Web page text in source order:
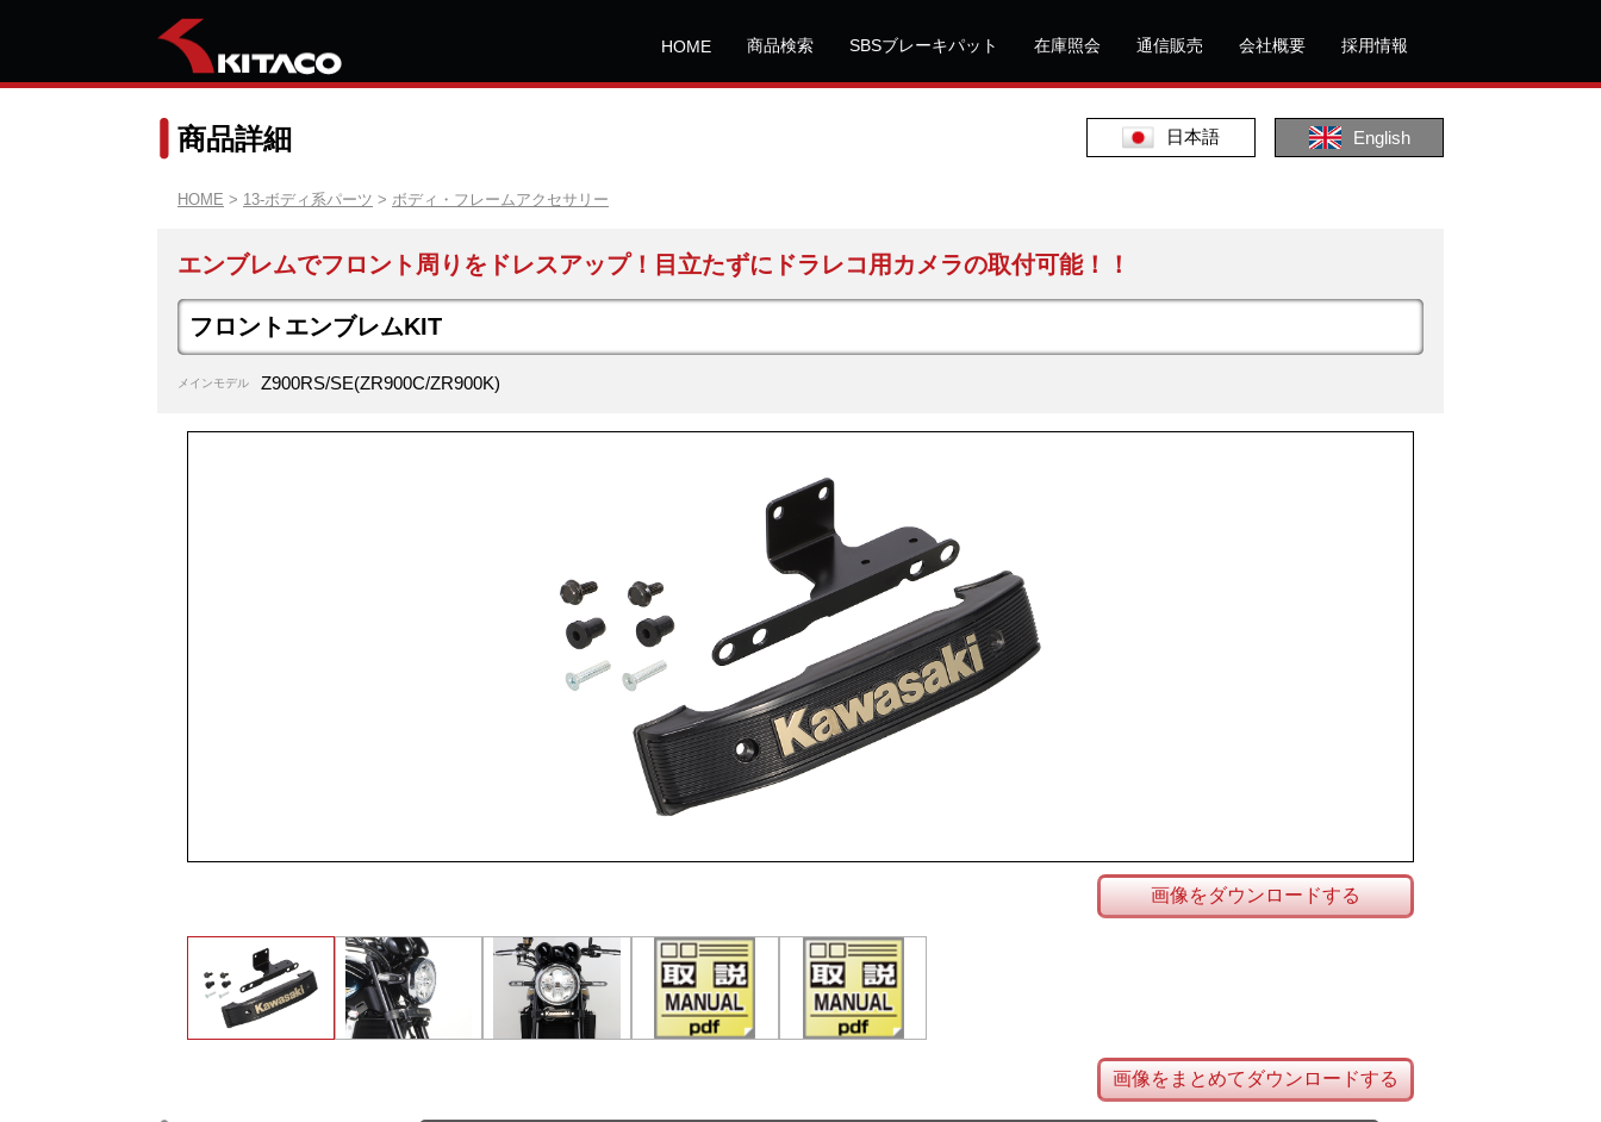
HOME 商品検索 SBSブレーキパット 在庫照会 通信販売 会社概要 採用情報
日本語 English
商品詳細
HOME > 13-ボディ系パーツ > ボディ・フレームアクセサリー
エンブレムでフロント周りをドレスアップ！目立たずにドラレコ用カメラの取付可能！！
フロントエンブレムKIT
メインモデル Z900RS/SE(ZR900C/ZR900K)
画像をダウンロードする
画像をまとめてダウンロードする